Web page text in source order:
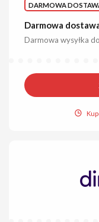
DARMOWA
Darmowa
Darmowa wysyłka